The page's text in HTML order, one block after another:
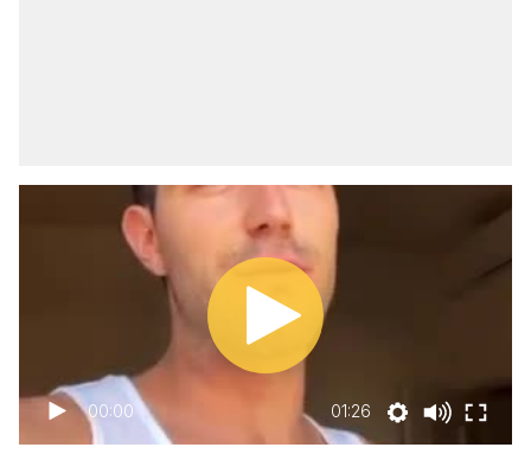
00:00 01:26